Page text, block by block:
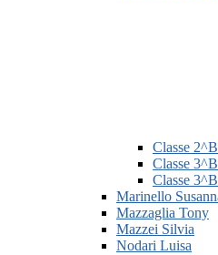
Classe
Classe
Classe
Marinello
Mazzaglia Tony
Mazzei Silvia
Nodari Luisa